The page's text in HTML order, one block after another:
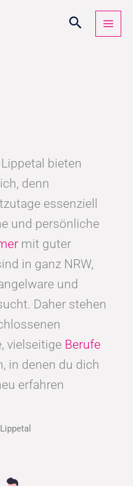
bieten
denn
essenziell
und persönliche
mit guter
in ganz NRW,
und
Daher stehen
vielseitige Berufe
in denen du dich
erfahren